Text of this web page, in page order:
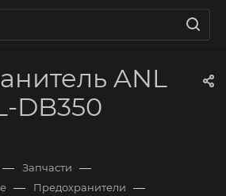
ANL
DB350
— Запчасти —
— Предохранители —